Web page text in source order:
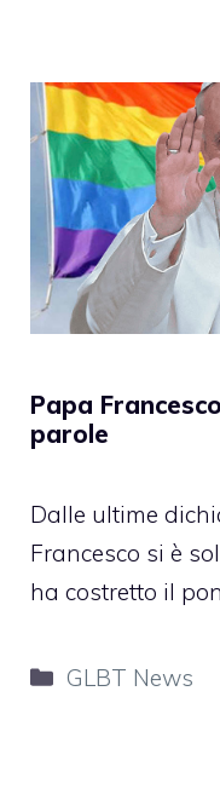
Papa
parole
Dalle ultime
Francesco si è
ha costretto il
Categorie
GLBT News